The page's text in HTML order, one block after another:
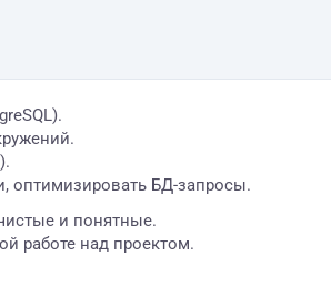
оптимизировать БД-запросы.
и понятные.
работе над проектом.